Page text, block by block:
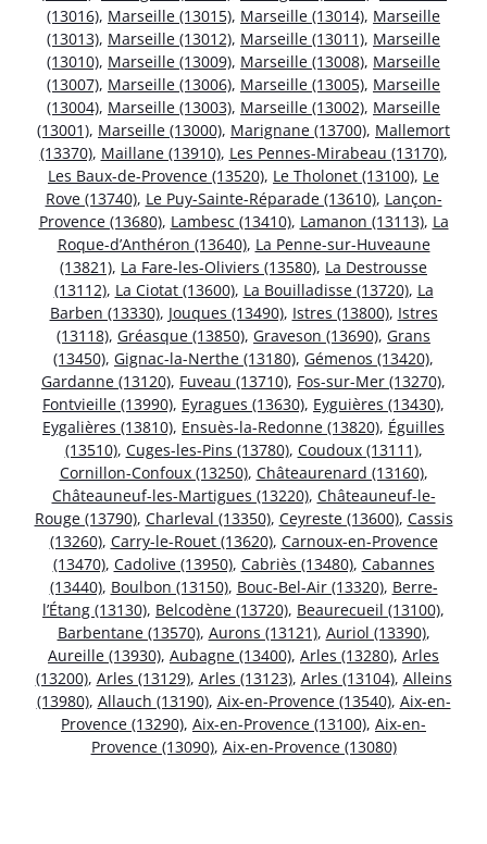
(13016), Marseille (13015), Marseille (13014), Marseille
(13013), Marseille (13012), Marseille (13011), Marseille
(13010), Marseille (13009), Marseille (13008), Marseille
(13007), Marseille (13006), Marseille (13005), Marseille
(13004), Marseille (13003), Marseille (13002), Marseille
(13001), Marseille (13000), Marignane (13700), Mallemort
(13370), Maillane (13910), Les Pennes-Mirabeau (13170),
Les Baux-de-Provence (13520), Le Tholonet (13100), Le
Rove (13740), Le Puy-Sainte-Réparade (13610), Lançon-
Provence (13680), Lambesc (13410), Lamanon (13113), La
Roque-d’Anthéron (13640), La Penne-sur-Huveaune
(13821), La Fare-les-Oliviers (13580), La Destrousse
(13112), La Ciotat (13600), La Bouilladisse (13720), La
Barben (13330), Jouques (13490), Istres (13800), Istres
(13118), Gréasque (13850), Graveson (13690), Grans
(13450), Gignac-la-Nerthe (13180), Gémenos (13420),
Gardanne (13120), Fuveau (13710), Fos-sur-Mer (13270),
Fontvieille (13990), Eyragues (13630), Eyguières (13430),
Eygalières (13810), Ensuès-la-Redonne (13820), Éguilles
(13510), Cuges-les-Pins (13780), Coudoux (13111),
Cornillon-Confoux (13250), Châteaurenard (13160),
Châteauneuf-les-Martigues (13220), Châteauneuf-le-
Rouge (13790), Charleval (13350), Ceyreste (13600), Cassis
(13260), Carry-le-Rouet (13620), Carnoux-en-Provence
(13470), Cadolive (13950), Cabriès (13480), Cabannes
(13440), Boulbon (13150), Bouc-Bel-Air (13320), Berre-
l’Étang (13130), Belcodène (13720), Beaurecueil (13100),
Barbentane (13570), Aurons (13121), Auriol (13390),
Aureille (13930), Aubagne (13400), Arles (13280), Arles
(13200), Arles (13129), Arles (13123), Arles (13104), Alleins
(13980), Allauch (13190), Aix-en-Provence (13540), Aix-en-
Provence (13290), Aix-en-Provence (13100), Aix-en-
Provence (13090), Aix-en-Provence (13080)